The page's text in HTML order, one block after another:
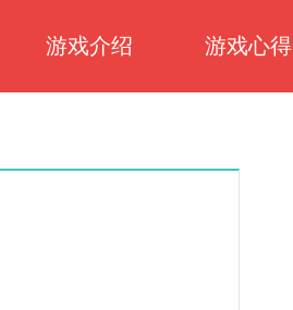
游戏介绍 游戏心得